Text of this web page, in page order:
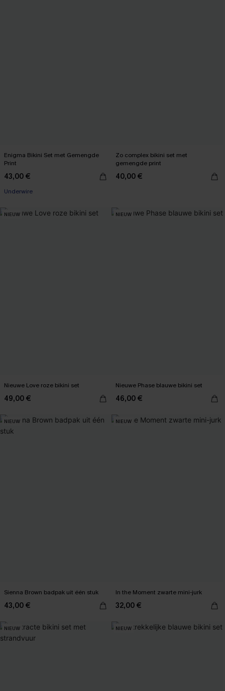
Enigma Bikini Set met Gemengde
Print
43,00 €
Underwire
Zo complex bikini set met
gemengde print
40,00 €
NIEUW
Nieuwe Love roze bikini set
49,00 €
NIEUW
Nieuwe Phase blauwe bikini set
46,00 €
NIEUW
Sienna Brown badpak uit één stuk
43,00 €
NIEUW
In the Moment zwarte mini-jurk
32,00 €
NIEUW NIEUW